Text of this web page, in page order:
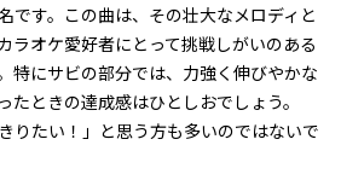
です。この曲は、その壮大なメロディと
ラオケ愛好者にとって挑戦しがいのある
特にサビの部分では、力強く伸びやかな
たときの達成感はひとしおでしょう。
りたい！」と思う方も多いのではないで